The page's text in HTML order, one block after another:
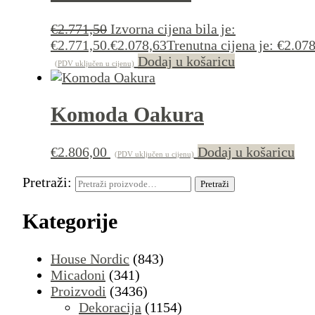
€2.771,50 Izvorna cijena bila je:
€2.771,50.€2.078,63Trenutna cijena je:
(PDV uključen u cijenu) Dodaj u košaricu
Komoda Oakura
€2.806,00 (PDV uključen u cijenu) Dodaj u košaricu
Pretraži:
Pretraži
Kategorije
House Nordic (843)
Micadoni (341)
Proizvodi (3436)
Dekoracija (1154)